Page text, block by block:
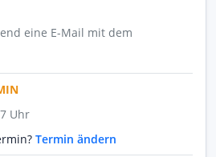
eine E-Mail mit dem
Uhr
Termin ändern